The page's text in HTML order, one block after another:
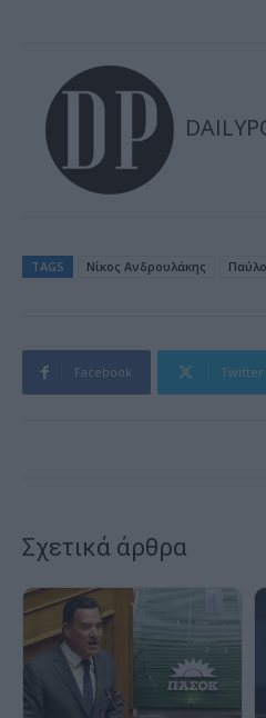
TAGS Nίκος Ανδρουλάκης
Facebook Twitter
Σχετικά άρθρα